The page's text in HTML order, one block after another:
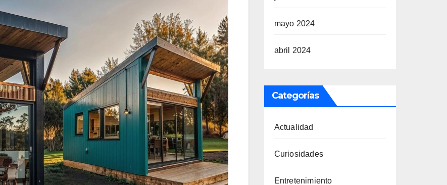
mayo 2024
abril 2024
Categorías
Actualidad
Curiosidades
Entretenimiento